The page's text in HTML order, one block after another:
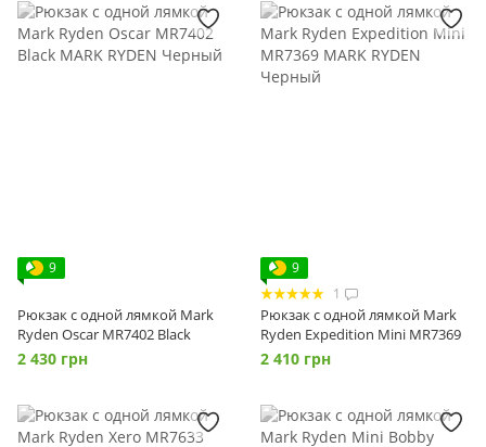
9
Рюкзак с одной лямкой Mark
Ryden Oscar MR7402 Black
2 430 грн
9
1
Рюкзак с одной лямкой Mark
Ryden Expedition Mini MR7369
2 410 грн